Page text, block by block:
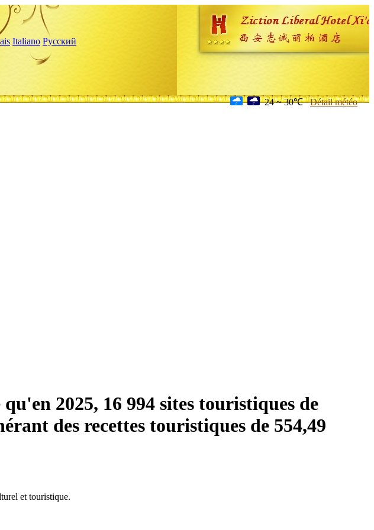
Italiano Русский
24 ~ 30℃ Détail météo
2025, 16 994 sites touristiques de
des recettes touristiques de 554,49
et touristique.